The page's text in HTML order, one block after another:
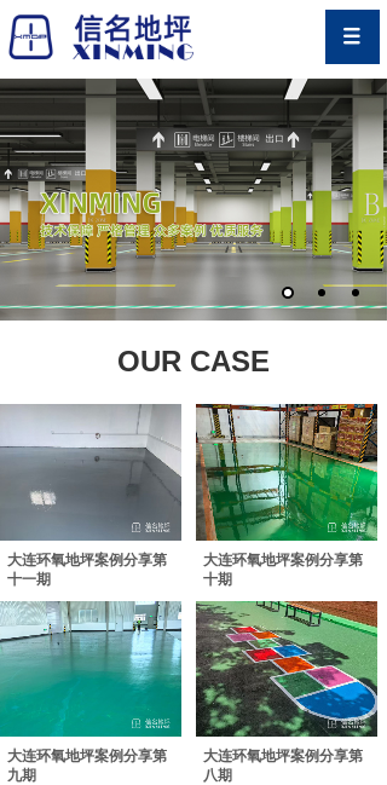
OUR CASE
大连环氧地坪案例分享第
十一期
大连环氧地坪案例分享第
十期
大连环氧地坪案例分享第
九期
大连环氧地坪案例分享第
八期